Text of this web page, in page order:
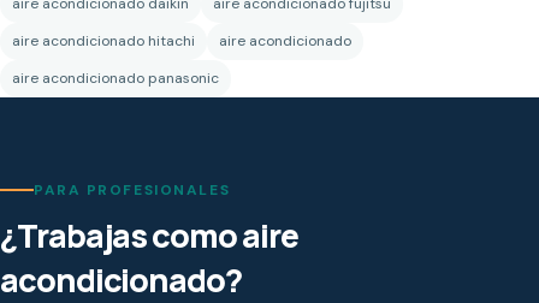
aire acondicionado hitachi
aire acondicionado
aire acondicionado panasonic
PARA PROFESIONALES
¿Trabajas como aire
acondicionado?